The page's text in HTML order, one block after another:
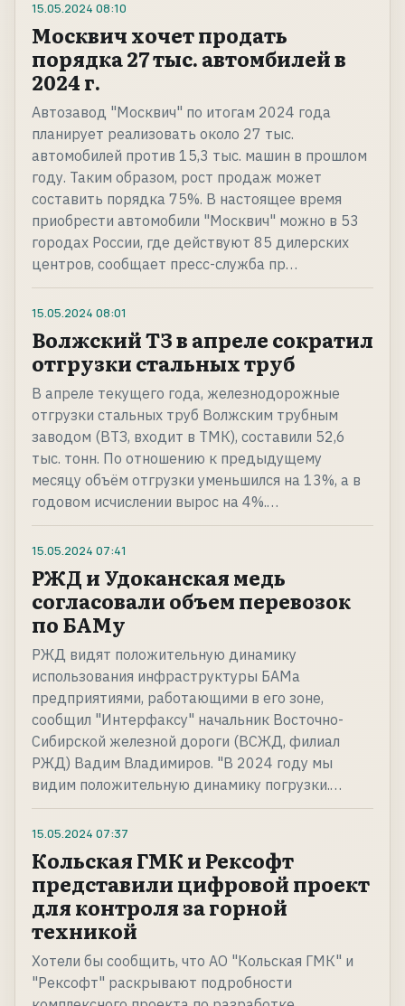
15.05.2024 08:10
Москвич хочет продать
порядка 27 тыс. автомбилей в
2024 г.
Автозавод "Москвич" по итогам 2024 года
планирует реализовать около 27 тыс.
автомобилей против 15,3 тыс. машин в прошлом
году. Таким образом, рост продаж может
составить порядка 75%. В настоящее время
приобрести автомобили "Москвич" можно в 53
городах России, где действуют 85 дилерских
центров, сообщает пресс-служба пр…
15.05.2024 08:01
Волжский ТЗ в апреле сократил
отгрузки стальных труб
В апреле текущего года, железнодорожные
отгрузки стальных труб Волжским трубным
заводом (ВТЗ, входит в ТМК), составили 52,6
тыс. тонн. По отношению к предыдущему
месяцу объём отгрузки уменьшился на 13%, а в
годовом исчислении вырос на 4%.…
15.05.2024 07:41
РЖД и Удоканская медь
согласовали объем перевозок
по БАМу
РЖД видят положительную динамику
использования инфраструктуры БАМа
предприятиями, работающими в его зоне,
сообщил "Интерфаксу" начальник Восточно-
Сибирской железной дороги (ВСЖД, филиал
РЖД) Вадим Владимиров. "В 2024 году мы
видим положительную динамику погрузки.…
15.05.2024 07:37
Кольская ГМК и Рексофт
представили цифровой проект
для контроля за горной
техникой
Хотели бы сообщить, что АО "Кольская ГМК" и
"Рексофт" раскрывают подробности